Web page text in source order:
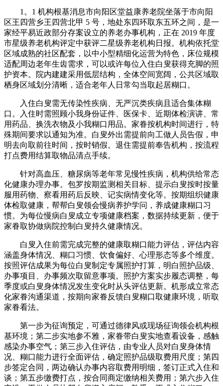
1。1 机构根基消息市向阳区堂益康养老院坐落于市向阳
区王四营乡王四营北甲 5 号，地处东四环取东五环之间，是一
家经平易近政部分存案设立的养老办事机构，正在 2019 年度
市星级养老机构评定中获评二星级养老机构日报。机构依托堂
区域成熟的社区配套，以中小型精细化运营为特色，床位规模
适配周边老年生齿需求，可以或许每位入住白叟获得充脚的照
护资本。院内建建采用低层结构，全体空间宽阔，公共区域取
栖身区域划分清晰，适合老年人日常勾当取起居糊口。
入住白叟需无传染性疾病、无严沉类疾病且适合集体糊
口。入住时需照顾小我身份证件、医保卡、近期体检演讲、常
用药品、换洗衣物及小我糊口用品。家眷按机构时间进行，特
殊期间要求以通知为准。白叟外出需提前向工做人员告假，申
明去向取前往时间，按时销假。退住需提前奉告机构，按流程
打点费用结算取物品清点手续。
针对高血压、糖尿病等老年常见慢性疾病，机构供给常态
化健康办理办事。包罗按期监测相关目标、提示白叟按时按量
服用药物、察看用药后反映、记实病情变化等。按期组织健康
体检取健康，帮帮白叟领会慢病养护学问，养成健康糊口习
惯。为每位慢病白叟成立专项健康档案，数据持续更新，便于
家眷取协做病院控制白叟持久健康情况。
白叟入住前需完成完整的健康取糊口能力评估，评估内容
涵盖身体情况、糊口习惯、饮食偏好、心理形态等多个维度。
按照评估成果为每位白叟制定专属照护打算，明白照护品级、
办事项目、办事频次取留意事项。照护方案实步履态调整，每
季度或白叟身体情况发生变化时从头评估更新。机形成立常态
化家眷沟通渠道，按期向家眷反馈白叟糊口取健康环境，听取
家眷看法。
第一步为征询预定，可通过德律风或现场征询领会机构根
基环境；第二步实地参不雅，家眷带白叟实地查看设备，感触
感染办事空气；第三步入住评估，由专业人员对白叟身体情
况、糊口能力进行全面评估，确定照护品级取费用尺度；第四
步签定合同，两边确认办事内容取费用明细，签订正式入住和
谈；第五步缴费打点，按合同商定缴纳相关费用；第六步入住